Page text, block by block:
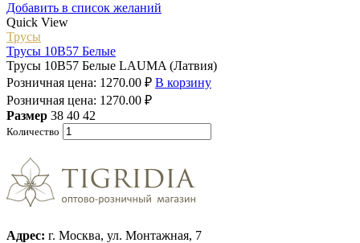
Добавить в список желаний
Quick View
Трусы
Трусы 10B57 Белые
Трусы 10B57 Белые LAUMA (Латвия)
Розничная цена: 1270.00 ₽ В корзину
Розничная цена: 1270.00 ₽
Размер 38 40 42
Количество
Адрес: г. Москва, ул. Монтажная, 7